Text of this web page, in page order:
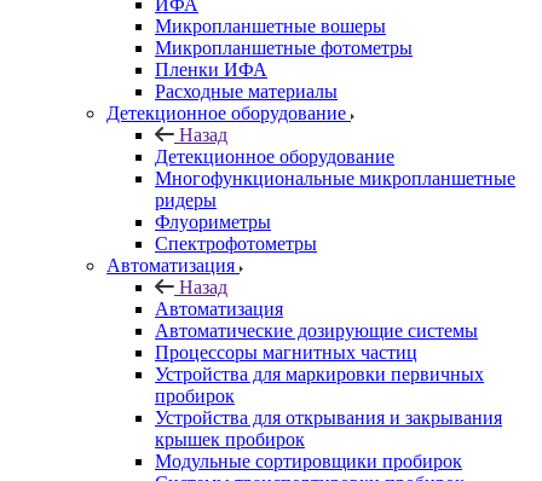
ИФА
Микропланшетные вошеры
Микропланшетные фотометры
Пленки ИФА
Расходные материалы
Детекционное оборудование
Назад
Детекционное оборудование
Многофункциональные микропланшетные
ридеры
Флуориметры
Спектрофотометры
Автоматизация
Назад
Автоматизация
Автоматические дозирующие системы
Процессоры магнитных частиц
Устройства для маркировки первичных
пробирок
Устройства для открывания и закрывания
крышек пробирок
Модульные сортировщики пробирок